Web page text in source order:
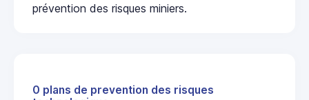
prévention des risques miniers.
0 plans de prevention des risques